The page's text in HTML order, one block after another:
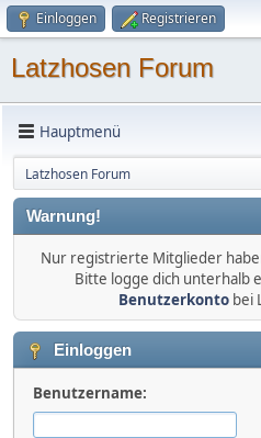
Einloggen Registrieren
Latzhosen Forum
Hauptmenü
Latzhosen Forum
Warnung!
Nur registrierte Mitglieder
Bitte logge dich unterhalb
Benutzerkontobei
Einloggen
Benutzername: